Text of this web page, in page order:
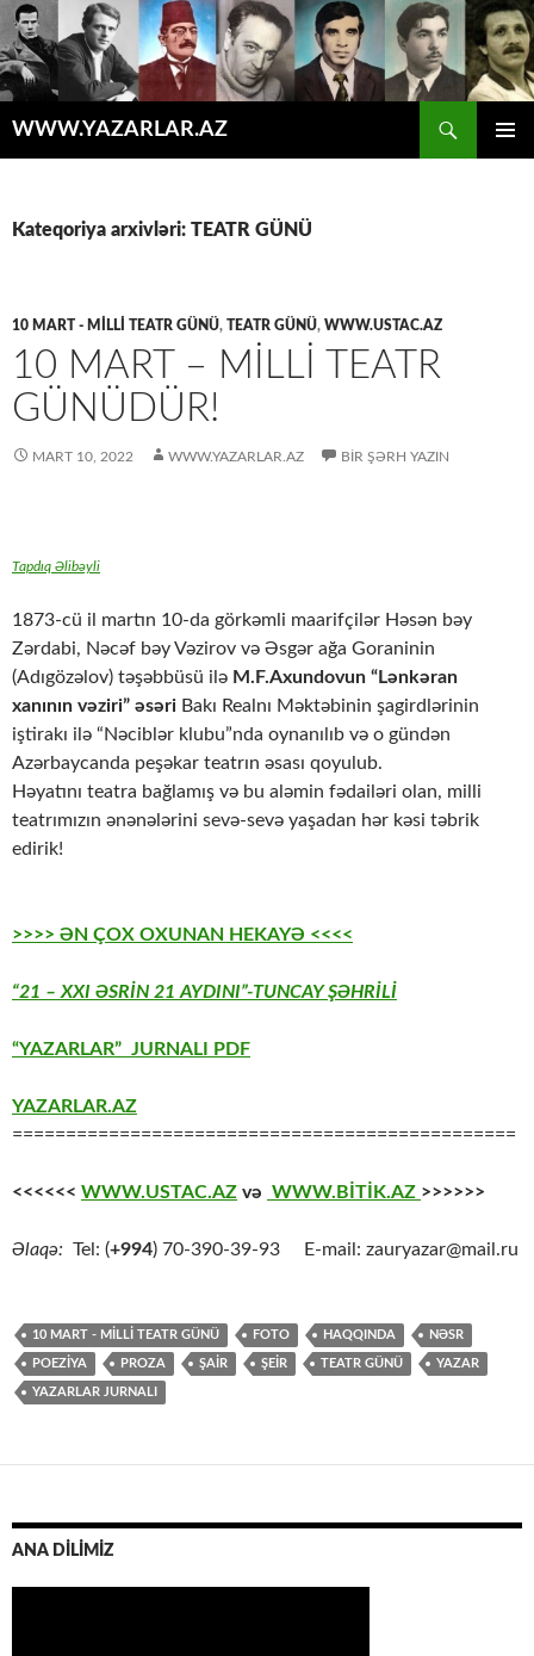
WWW.YAZARLAR.AZ
Kateqoriya arxivləri: TEATR GÜNÜ
10 MART - MİLLİ TEATR GÜNÜ, TEATR GÜNÜ, WWW.USTAC.AZ
10 MART – MİLLİ TEATR
GÜNÜDÜR!
MART 10, 2022 WWW.YAZARLAR.AZ BIR ŞƏRH YAZIN
Tapdıq Əlibəyli
1873-cü il martın 10-da görkəmli maarifçilər Həsən bəy
Zərdabi, Nəcəf bəy Vəzirov və Əsgər ağa Goraninin
(Adıgözəlov) təşəbbüsü ilə M.F.Axundovun “Lənkəran
xanının vəziri” əsəri Bakı Realnı Məktəbinin şagirdlərinin
iştirakı ilə “Nəciblər klubu”nda oynanılıb və o gündən
Azərbaycanda peşəkar teatrın əsası qoyulub.
Həyatını teatra bağlamış və bu aləmin fədailəri olan, milli
teatrımızın ənənələrini sevə-sevə yaşadan hər kəsi təbrik
edirik!
>>>> ƏN ÇOX OXUNAN HEKAYƏ <<<<
“21 – XXI ƏSRİN 21 AYDINI”-TUNCAY ŞƏHRİLİ
“YAZARLAR” JURNALI PDF
YAZARLAR.AZ
===============================================
<<<<<< WWW.USTAC.AZ və WWW.BİTİK.AZ >>>>>>
Əlaqə: Tel: (+994) 70-390-39-93 E-mail: zauryazar@mail.ru
10 MART - MİLLİ TEATR GÜNÜ FOTO HAQQINDA NƏSR
POEZİYA PROZA ŞAİR ŞEİR TEATR GÜNÜ YAZAR
YAZARLAR JURNALI
ANA DİLİMİZ